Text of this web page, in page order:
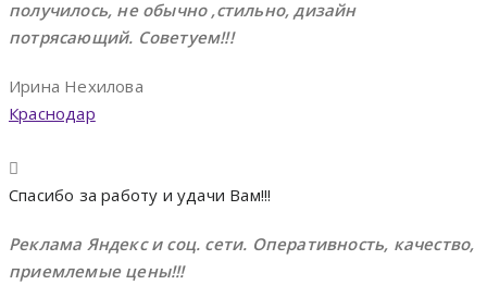
получилось, не обычно ,стильно, дизайн
потрясающий. Советуем!!!
Ирина Нехилова
Краснодар
Спасибо за работу и удачи Вам!!!
Реклама Яндекс и соц. сети. Оперативность, качество,
приемлемые цены!!!